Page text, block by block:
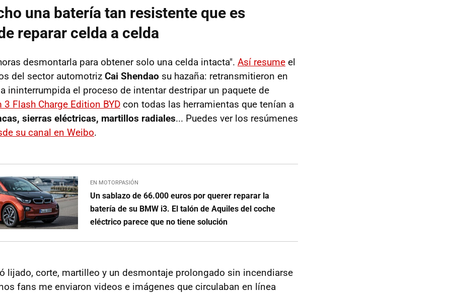
una batería tan resistente que es
reparar celda a celda
desmontarla para obtener solo una celda intacta". Así resume el
del sector automotriz Cai Shendao su hazaña: retransmitieron en
ininterrumpida el proceso de intentar destripar un paquete de
3 Flash Charge Edition BYD con todas las herramientas que tenían a
sierras eléctricas, martillos radiales... Puedes ver los resúmenes
su canal en Weibo.
EN MOTORPASIÓN
Un sablazo de 66.000 euros por querer reparar la
batería de su BMW i3. El talón de Aquiles del coche
eléctrico parece que no tiene solución
lijado, corte, martilleo y un desmontaje prolongado sin incendiarse
fans me enviaron videos e imágenes que circulaban en línea